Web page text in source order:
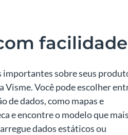
facilidade
importantes sobre seus
Visme. Você pode escolher
de dados, como mapas e
e encontre o modelo que mais
dados estáticos ou